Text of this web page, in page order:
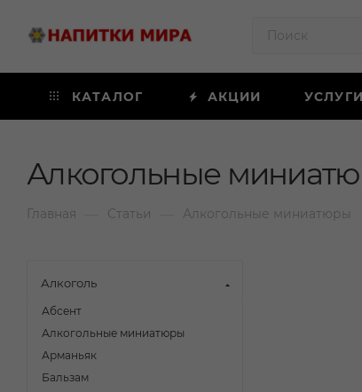
КАТАЛОГ АКЦИИ УСЛУГИ
Алкогольные
Главная Статьи Алкогольные миниатюры
Алкоголь
Абсент
Алкогольные миниатюры
Арманьяк
Бальзам